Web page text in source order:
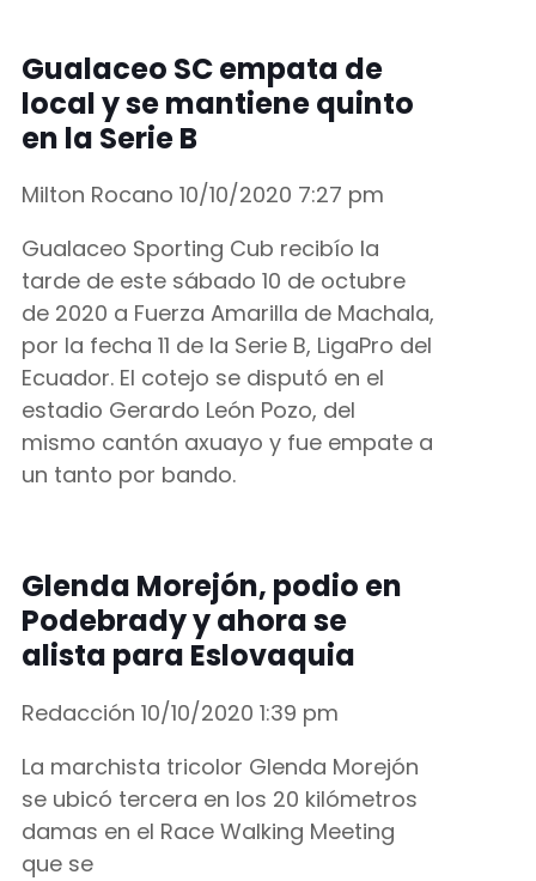
Gualaceo SC empata de
local y se mantiene quinto
en la Serie B
Milton Rocano 10/10/2020 7:27 pm
Gualaceo Sporting Cub recibío la
tarde de este sábado 10 de octubre
de 2020 a Fuerza Amarilla de Machala,
por la fecha 11 de la Serie B, LigaPro del
Ecuador. El cotejo se disputó en el
estadio Gerardo León Pozo, del
mismo cantón axuayo y fue empate a
un tanto por bando.
Glenda Morejón, podio en
Podebrady y ahora se
alista para Eslovaquia
Redacción 10/10/2020 1:39 pm
La marchista tricolor Glenda Morejón
se ubicó tercera en los 20 kilómetros
damas en el Race Walking Meeting
que se